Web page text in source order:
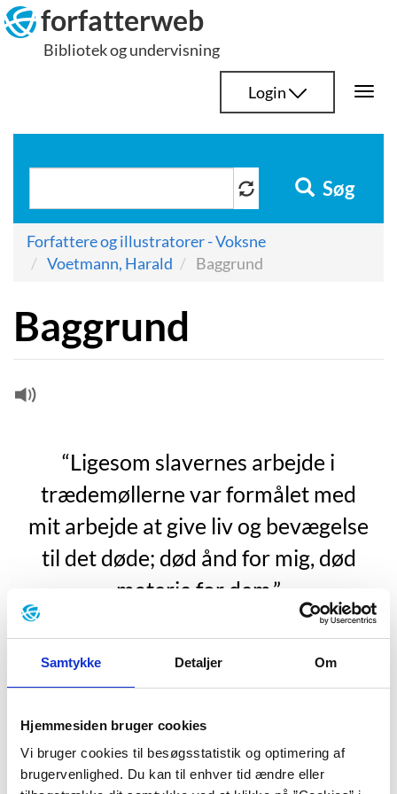
Samtykke Detaljer Om
Hjemmesiden bruger cookies
Vi bruger cookies til besøgsstatistik og optimering af
brugervenlighed. Du kan til enhver tid ændre eller
Hop
til
indhold
forfatterweb
Bibliotek og undervisning
Login
Søg
Forfattere og illustratorer - Voksne
Voetmann, Harald
Baggrund
Baggrund
“Ligesom slavernes arbejde i
trædemøllerne var formålet med
mit arbejde at give liv og bevægelse
til det døde; død ånd for mig, død
materie for dem.”
Harald Voetmann har taget springet fra outsider med
debuterede i 2000 efter endt
forfatterskoleuddannelse med kortprosasamlingen
”Kapricer”. Han har siden lagt afstand til debuten og